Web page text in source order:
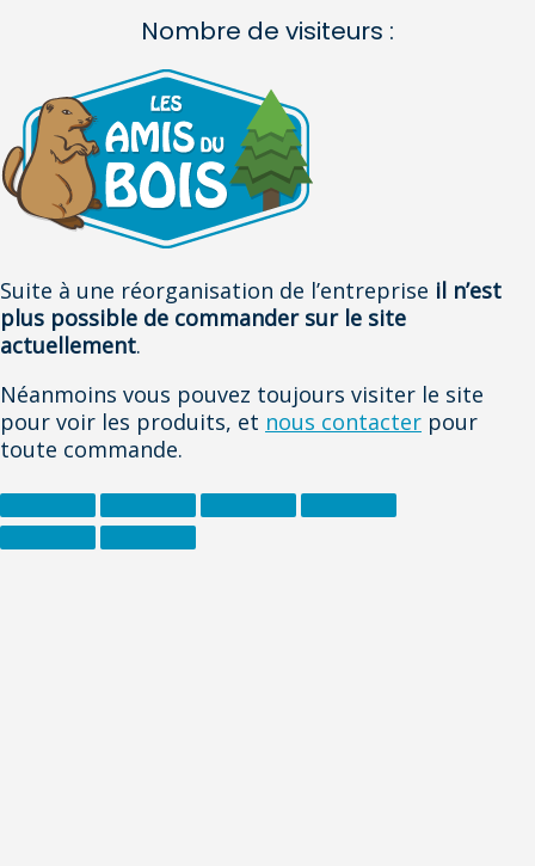
Nombre de visiteurs :
Suite à une réorganisation de l’entreprise il n’est
plus possible de commander sur le site
actuellement.
Néanmoins vous pouvez toujours visiter le site
pour voir les produits, et nous contacter pour
toute commande.